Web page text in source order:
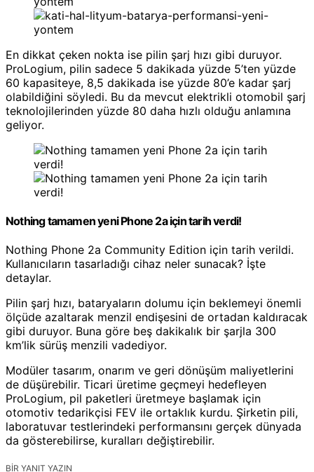
En dikkat çeken nokta ise pilin şarj hızı gibi duruyor.
ProLogium, pilin sadece 5 dakikada yüzde 5’ten yüzde
60 kapasiteye, 8,5 dakikada ise yüzde 80’e kadar şarj
olabildiğini söyledi. Bu da mevcut elektrikli otomobil şarj
teknolojilerinden yüzde 80 daha hızlı olduğu anlamına
geliyor.
Nothing tamamen yeni Phone 2a için tarih verdi!
Nothing Phone 2a Community Edition için tarih verildi.
Kullanıcıların tasarladığı cihaz neler sunacak? İşte
detaylar.
Pilin şarj hızı, bataryaların dolumu için beklemeyi önemli
ölçüde azaltarak menzil endişesini de ortadan kaldıracak
gibi duruyor. Buna göre beş dakikalık bir şarjla 300
km’lik sürüş menzili vadediyor.
Modüler tasarım, onarım ve geri dönüşüm maliyetlerini
de düşürebilir. Ticari üretime geçmeyi hedefleyen
ProLogium, pil paketleri üretmeye başlamak için
otomotiv tedarikçisi FEV ile ortaklık kurdu. Şirketin pili,
laboratuvar testlerindeki performansını gerçek dünyada
da gösterebilirse, kuralları değiştirebilir.
BIR YANIT YAZIN